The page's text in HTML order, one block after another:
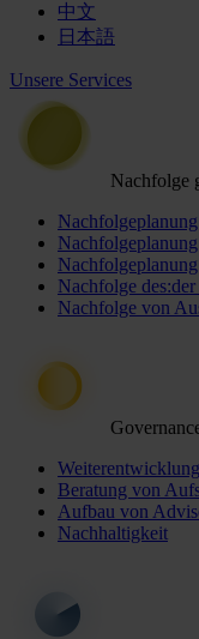
中文
日本語
Unsere Services
Nachfolge
Nachfolgeplanung
Nachfolge
Nachfolge von
Beratung von
Aufbau von
Nachhaltigkeit